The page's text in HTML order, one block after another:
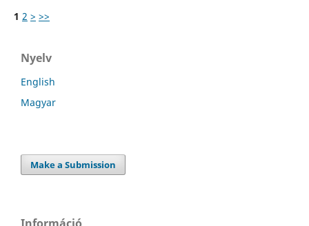
1 2 > >>
Nyelv
English
Magyar
Make a Submission
Információ